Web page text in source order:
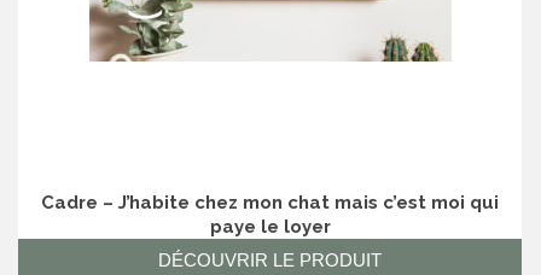
Cadre – J’habite chez mon chat mais c’est moi qui
paye le loyer
DÉCOUVRIR LE PRODUIT